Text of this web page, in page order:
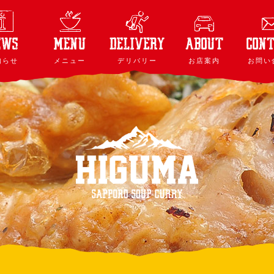
らせ メニュー デリバリー お店案内 お問い